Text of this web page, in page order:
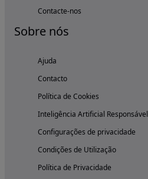
Contacte-nos
Sobre nós
Ajuda
Contacto
Política de Cookies
Inteligência Artificial Responsável
Configurações de privacidade
Condições de Utilização
Política de Privacidade